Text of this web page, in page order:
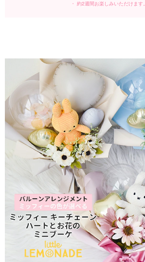
・ 約2週間お楽しみいただけます。